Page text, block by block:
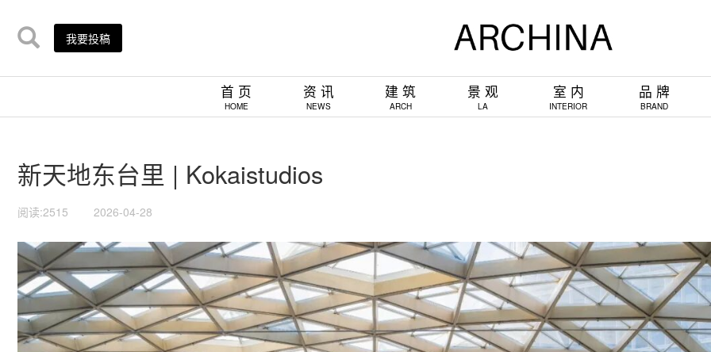
我要投稿
首 页
HOME
资 讯
NEWS
建 筑
ARCH
景 观
LA
室 内
INTERIOR
品 牌
BRAND
新天地东台里 | Kokaistudios
阅读:2515 2026-04-28